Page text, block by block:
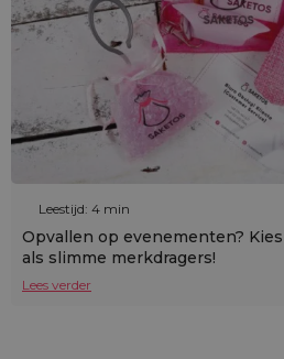
Leestijd: 4 min
Opvallen op evenementen?
als slimme merkdragers!
Lees verder